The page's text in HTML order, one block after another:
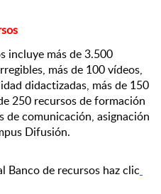
incluye más de 3.500
más de 100 vídeos,
didactizadas, más de 150
250 recursos de formación
de comunicación, asignación
Difusión.
Banco de recursos haz clic